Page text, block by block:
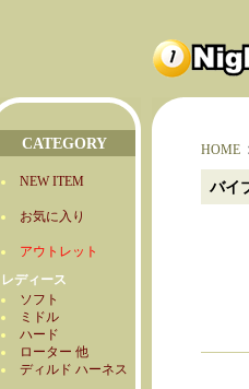
CATEGORY
NEW ITEM
お気に入り
アウトレット
レディース
ソフト
ミドル
ハード
ローター 他
ディルド ハーネス
HOME
バイ